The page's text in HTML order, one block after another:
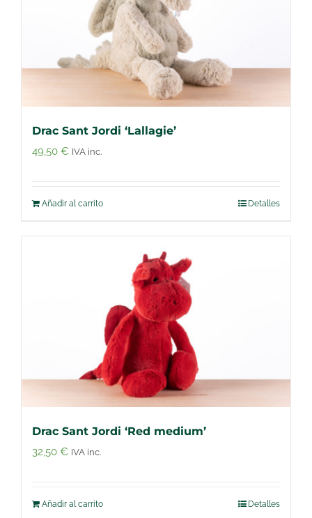
Drac Sant Jordi ‘Lallagie’
49,50 € IVA inc.
Añadir al carrito Detalles
Drac Sant Jordi ‘Red medium’
32,50 € IVA inc.
Añadir al carrito Detalles